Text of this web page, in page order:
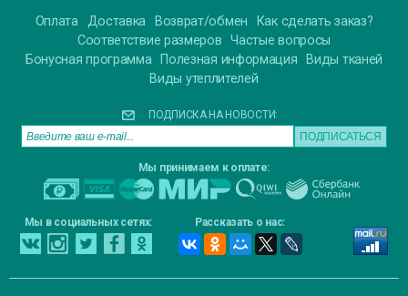
Оплата Доставка Возврат/обмен
Как сделать заказ?
Соответствие размеров
Частые вопросы
Бонусная программа
Полезная информация
Виды тканей
Виды утеплителей
ПОДПИСКА НА НОВОСТИ:
Мы принимаем к оплате:
Мы в социальных сетях: Рассказать о нас: